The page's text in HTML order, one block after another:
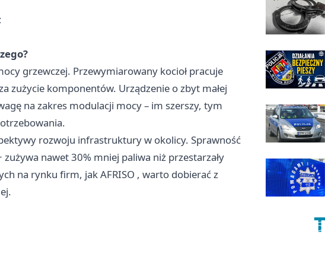
grzewczej. Przewymiarowany kocioł pracuje
zużycie komponentów. Urządzenie o zbyt małej
na zakres modulacji mocy – im szerszy, tym
rozwoju infrastruktury w okolicy. Sprawność
zużywa nawet 30% mniej paliwa niż przestarzały
na rynku firm, jakAFRISO , warto dobierać z